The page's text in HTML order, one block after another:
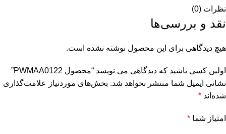
نظرات (0)
نقد و بررسی‌ها
هیچ دیدگاهی برای این محصول نوشته نشده است.
اولین کسی باشید که دیدگاهی می نویسد “محصول PWMAA0122”
نشانی ایمیل شما منتشر نخواهد شد. بخش‌های موردنیاز علامت‌گذاری
شده‌اند *
امتیاز شما *